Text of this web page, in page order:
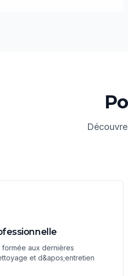
aux dernières
et d&apos;entretien